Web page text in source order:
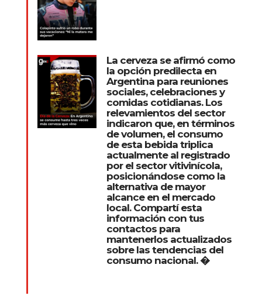
La cerveza se afirmó como
la opción predilecta en
Argentina para reuniones
sociales, celebraciones y
comidas cotidianas. Los
relevamientos del sector
indicaron que, en términos
de volumen, el consumo
de esta bebida triplica
actualmente al registrado
por el sector vitivinícola,
posicionándose como la
alternativa de mayor
alcance en el mercado
local. Compartí esta
información con tus
contactos para
mantenerlos actualizados
sobre las tendencias del
consumo nacional. �